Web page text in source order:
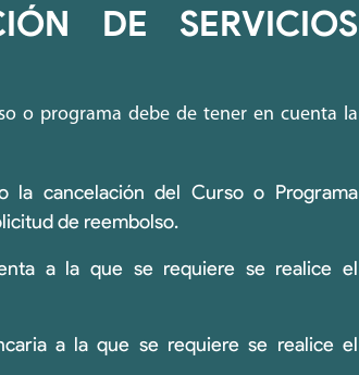
DE SERVICIOS
o programa debe de tener en cuenta la
la cancelación del Curso o Programa
de reembolso.
a la que se requiere se realice el
a la que se requiere se realice el